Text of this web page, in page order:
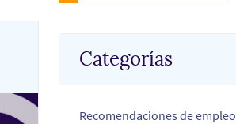
Categorías
Recomendaciones de empleo